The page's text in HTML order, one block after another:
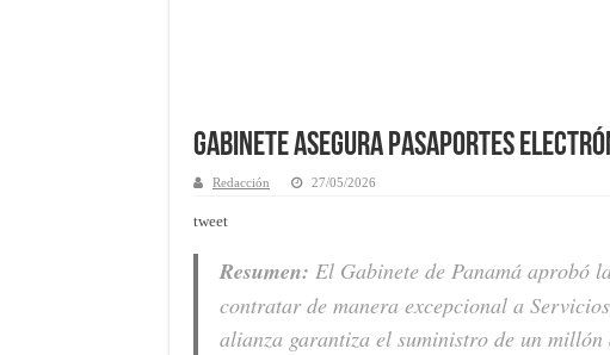
Gabinete asegura pasaportes
Redacción 27/05/2026
tweet
Resumen: El Gabinete de Panamá aprobó
contratar de manera excepcional a
alianza garantiza el suministro de un millón